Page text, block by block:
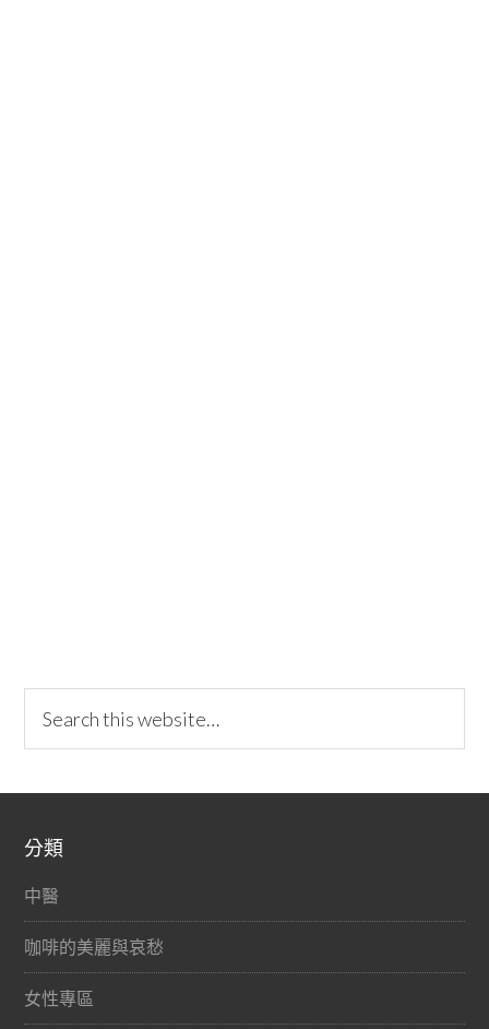
分類
中醫
咖啡的美麗與哀愁
女性專區